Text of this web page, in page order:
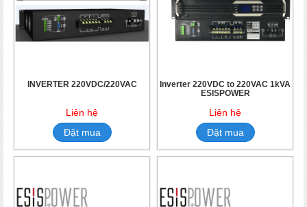
INVERTER 220VDC/220VAC
Liên hệ
Đặt mua
Inverter 220VDC to 220VAC 1kVA
ESISPOWER
Liên hệ
Đặt mua